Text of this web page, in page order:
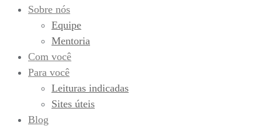
Sobre nós
Equipe
Mentoria
Com você
Para você
Leituras indicadas
Sites úteis
Blog